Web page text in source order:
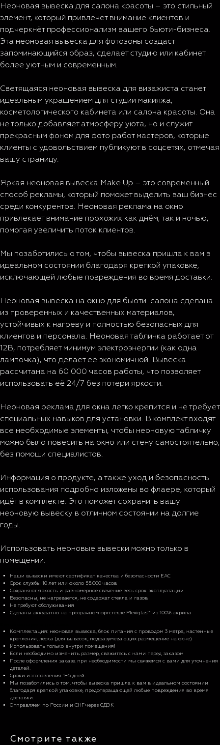
Неоновая вывеска для салона красоты – это стильный
элемент, который привлечёт внимание клиентов и
подчеркнёт профессионализм вашего бьюти-бизнеса.
Эта неоновая вывеска для фотозоны создаст
запоминающийся образ, сделает студию или кабинет
более уютным и современным.
Светящаяся неоновая вывеска для визажиста станет
идеальным украшением для студии макияжа,
косметологического кабинета или салона красоты. Она
не только добавляет атмосферу уюта, но и служит
прекрасным фоном для фото работ мастеров, которые
клиенты с удовольствием публикуют в соцсетях, отмечая
вашу страницу.
Яркая неоновая вывеска Make Up – это современный
способ рекламы, который поможет выделить ваш бизнес
среди конкурентов. Неоновая реклама на окно
привлекает внимание прохожих как днём, так и ночью,
помогая увеличить поток клиентов.
Мы позаботились о том, чтобы вывеска пришла к вам в
идеальном состоянии благодаря крепкой упаковке,
исключающей любые повреждения во время доставки.
Неоновая вывеска на окно для бьюти-салона сделана
из проверенных и качественных материалов,
устойчивых к нагреву и полностью безопасных для
клиентов и персонала. Неоновая табличка работает от
12В, потребляет минимум электроэнергии (как одна
лампочка), что делает её экономичной. Вывеска
рассчитана на 60 000 часов работы, что позволяет
использовать её 24/7 без потери яркости.
Неоновая реклама для окна легко крепится и не требует
специальных навыков для установки. В комплект входят
все необходимые элементы, чтобы неоновую табличку
можно было повесить на окно или стену самостоятельно,
без помощи специалистов.
Информация о продукте, а также уход и безопасность
использования подробно изложены во флаере, который
идёт в комплекте. Это поможет сохранить вашу
неоновую вывеску в отличном состоянии на долгие
годы.
Использовать неоновые вывески можно только в
помещении.
Наши вывески имеют сертификат качества и безопасности EAC
Срок службы 10 лет или около 55.000 часов
Сохраняют яркость и равномерное свечение весь срок эксплуатации
Безопасны, не нагревается, не содержат стекла и газов
Не требуют обслуживания
Сделаны аккуратно на прозрачном оргстекле Plexiglas™ из 100% акрила
Комплектация: неоновая вывеска, блок питания с проводом 3 метра, настенные
крепления, леска (для вывесок, подразумевающих размещение на окне)
Использовать только внутри помещения!
Если необходимо изменить размер, свяжитесь с нами перед заказом
После оформления заказа при необходимости мы свяжемся с вами для уточнения
деталей.
Сроки изготовления 1−5 дней.
Мы позаботились о том, чтобы вывеска пришла к вам в идеальном состоянии
благодаря крепкой упаковке, предотвращающей любые повреждения во время
доставки.
Отправляем по России и СНГ через СДЭК
Смотрите также